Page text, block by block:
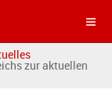
zur aktuellen